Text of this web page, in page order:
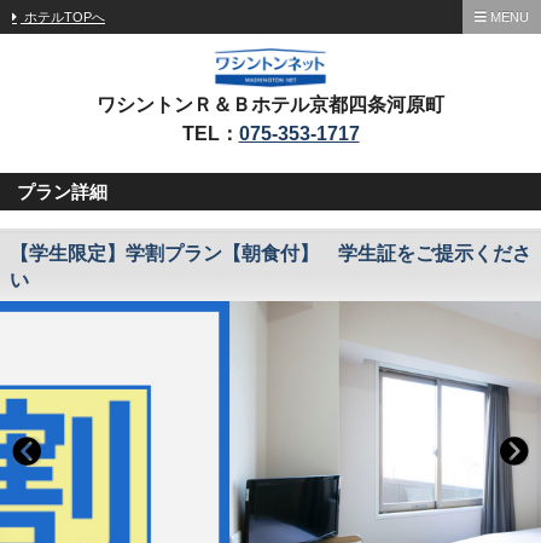
ホテルTOPへ MENU
ワシントンＲ＆Ｂホテル京都四条河原町
TEL： 075-353-1717
プラン詳細
【学生限定】学割プラン【朝食付】 学生証をご提示くださ
い